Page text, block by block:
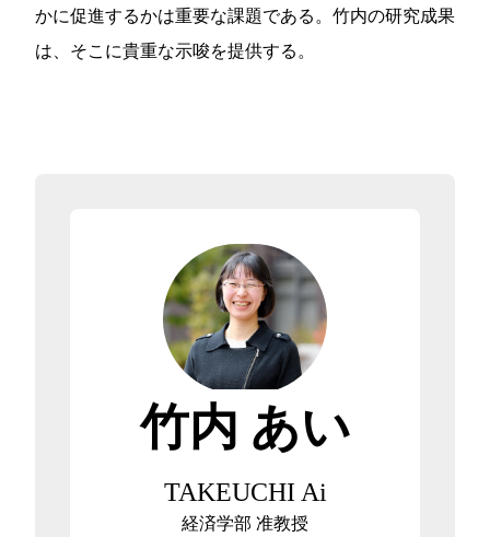
かに促進するかは重要な課題である。竹内の研究成果
は、そこに貴重な示唆を提供する。
竹内 あい
TAKEUCHI Ai
経済学部 准教授